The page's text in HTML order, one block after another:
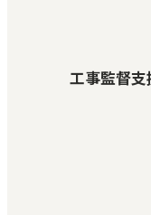
工事監督支